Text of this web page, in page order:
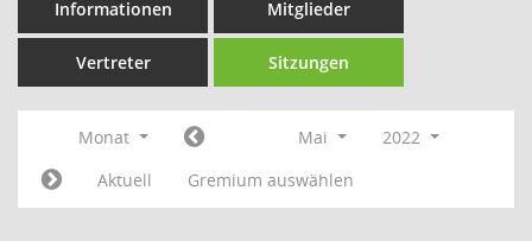
Informationen Mitglieder
Vertreter Sitzungen
Monat Mai
2022
Aktuell
Gremium auswählen